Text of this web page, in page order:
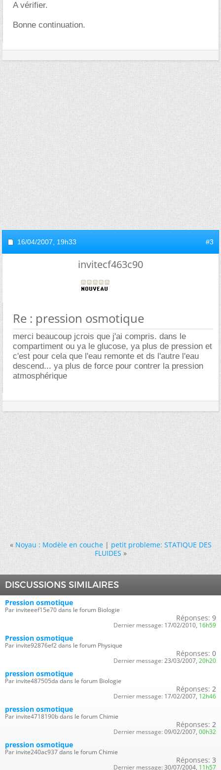
A vérifier.
Bonne continuation.
16/04/2007, 19h33 #3
invitecf463c90
Re : pression osmotique
merci beaucoup jcrois que j'ai compris. dans le
compartiment ou ya le glucose, ya plus de pression et
c'est pour cela que l'eau remonte et ds l'autre l'eau
descend... ya plus de force pour contrer la pression
atmosphérique
« Noyau : Modèle en couche|petit probleme: STATIQUE DES
FLUIDES »
DISCUSSIONS SIMILAIRES
Pression osmotique
Par inviteeef15e70 dans le forum Biologie
Réponses: 9
Dernier message: 17/02/2010, 16h59
Pression osmotique
Par invite92876ef2 dans le forum Physique
Réponses: 0
Dernier message: 23/03/2007, 20h20
pression osmotique
Par invite487505da dans le forum Biologie
Réponses: 2
Dernier message: 17/02/2007, 12h46
pression osmotique
Par invite4718190b dans le forum Chimie
Réponses: 2
Dernier message: 09/02/2007, 00h32
pression osmotique
Par invite240ac937 dans le forum Chimie
Réponses: 3
Dernier message: 30/07/2004, 11h57